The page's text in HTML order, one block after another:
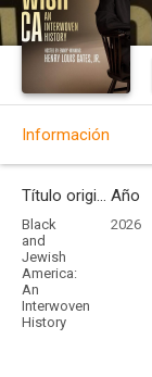
Información
Título original
Black
and
Jewish
America:
An
Interwoven
History
Año
2026